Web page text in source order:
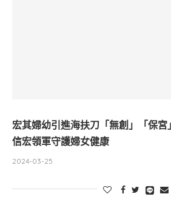
宏其婦幼引進海扶刀「無創」「保
信宏領軍守護婦女健康
2024-03-25